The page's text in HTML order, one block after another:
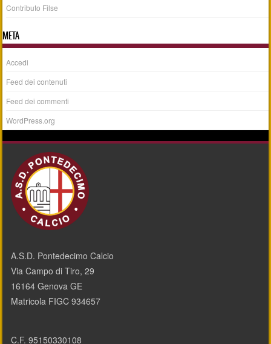
Contributo Filse
META
Accedi
Feed dei contenuti
Feed dei commenti
WordPress.org
A.S.D. Pontedecimo Calcio
Via Campo di Tiro, 29
16164 Genova GE
Matricola FIGC 934657
C.F. 95150330108